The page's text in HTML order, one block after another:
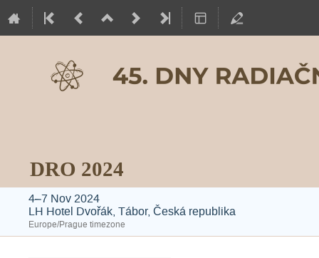
DRO 2024
4–7 Nov 2024
LH Hotel Dvořák, Tábor, Česká republika
Europe/Prague timezone